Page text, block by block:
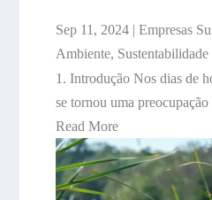
Sep 11, 2024| Empresas
Ambiente, Sustentabilidade
1. Introdução Nos dias de
se tornou uma preocupação
Read More